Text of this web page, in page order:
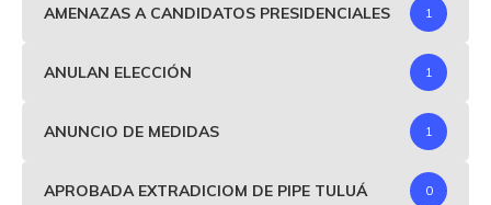
AMENAZAS A CANDIDATOS PRESIDENCIALES 1
ANULAN ELECCIÓN 1
ANUNCIO DE MEDIDAS 1
APROBADA EXTRADICIOM DE PIPE TULUÁ 0